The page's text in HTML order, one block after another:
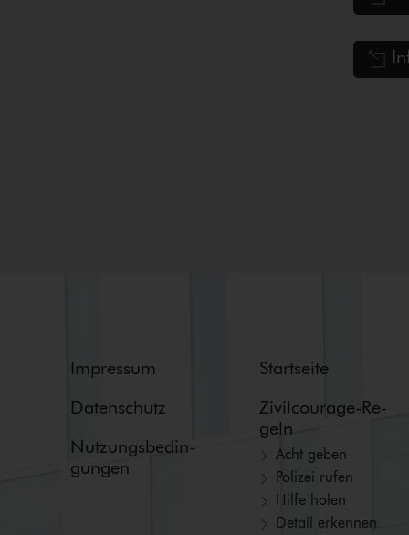
Impressum
Datenschutz
Nut­zungs­be­din­
gun­gen
Startseite
Zi­vil­cou­ra­ge-Re­
geln
Acht geben
Polizei rufen
Hilfe holen
Detail erkennen